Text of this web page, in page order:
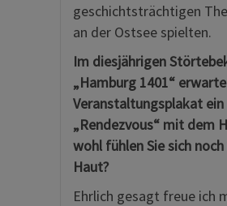
geschichtsträchtigen
an der Ostsee spielten.
Im diesjährigen
„Hamburg 1401“
Veranstaltungsplakat ein
„Rendezvous“ mit dem
wohl fühlen Sie sich
Haut?
Ehrlich gesagt freue ich